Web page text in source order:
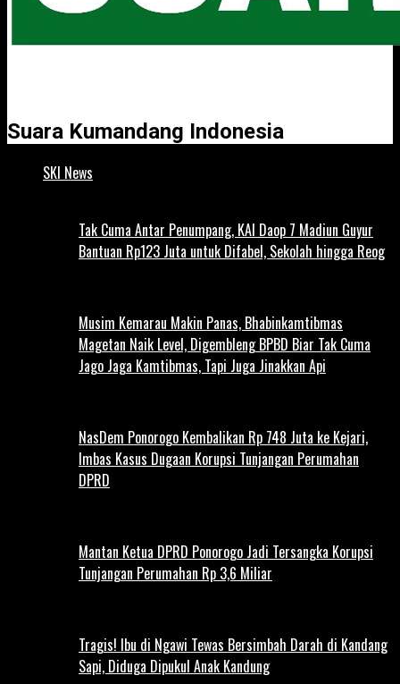
Suara Kumandang Indonesia
SKI News
Tak Cuma Antar Penumpang, KAI Daop 7 Madiun Guyur
Bantuan Rp123 Juta untuk Difabel, Sekolah hingga Reog
Musim Kemarau Makin Panas, Bhabinkamtibmas
Magetan Naik Level, Digembleng BPBD Biar Tak Cuma
Jago Jaga Kamtibmas, Tapi Juga Jinakkan Api
NasDem Ponorogo Kembalikan Rp 748 Juta ke Kejari,
Imbas Kasus Dugaan Korupsi Tunjangan Perumahan
DPRD
Mantan Ketua DPRD Ponorogo Jadi Tersangka Korupsi
Tunjangan Perumahan Rp 3,6 Miliar
Tragis! Ibu di Ngawi Tewas Bersimbah Darah di Kandang
Sapi, Diduga Dipukul Anak Kandung